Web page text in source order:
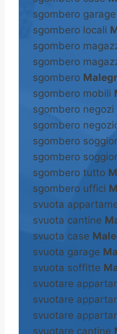
sgombero garage
sgombero locali
sgombero
sgombero
sgombero
sgombero mobili
sgombero negozi
sgombero
sgombero
sgombero
sgombero tutto
sgombero uffici
svuota
svuota cantine
svuota case
svuota garage
svuota soffitte
svuotare
svuotare
svuotare
svuotare cantine